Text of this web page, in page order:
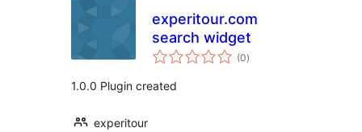
experitour.com
search widget
(0totale
bedømmelser
)
1.0.0 Plugin created
experitour